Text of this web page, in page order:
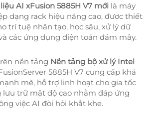
AI xFusion 5885H V7 mới là máy
dạng rack hiệu năng cao, được thiết
trí tuệ nhân tạo, học sâu, xử lý dữ
các ứng dụng điện toán đám mây.
nền tảng Nền tảng bộ xử lý Intel
5885H V7 cung cấp khả
mẽ, hỗ trợ linh hoạt cho gia tốc
lưu trữ mật độ cao nhằm đáp ứng
việc AI đòi hỏi khắt khe.